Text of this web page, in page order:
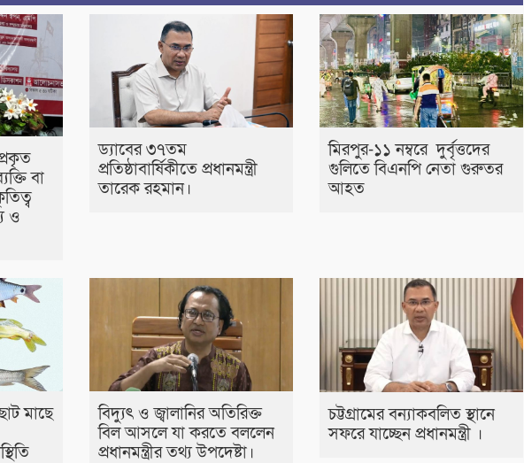
বা
ও
ড্যাবের ৩৭তম
প্রতিষ্ঠাবার্ষিকীতে প্রধানমন্ত্রী
তারেক রহমান।
মিরপুর-১১ নম্বরে দুর্বৃত্তদের
গুলিতে বিএনপি নেতা গুরুতর
আহত
মাছে
বিদ্যুৎ ও জ্বালানির অতিরিক্ত
বিল আসলে যা করতে বললেন
প্রধানমন্ত্রীর তথ্য উপদেষ্টা।
চট্টগ্রামের বন্যাকবলিত স্থানে
সফরে যাচ্ছেন প্রধানমন্ত্রী ।